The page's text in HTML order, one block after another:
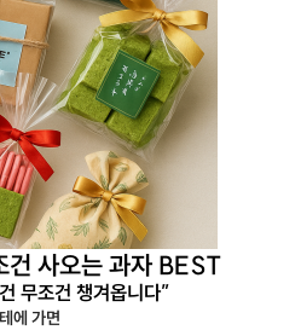
건 사오는 과자 BEST
무조건 챙겨옵니다”
에 가면